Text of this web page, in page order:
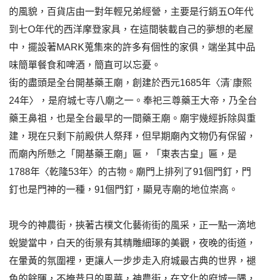
的風貌，百貨店由一對年輕兄弟經營，主要是行銷五O年代
到七O年代的西洋摩登家具，在這間裝載自己的夢想的老屋
中，擺設著MARK蒐集來的許多有個性的家俱，端坐其中品
味簡單餐食和啤酒，簡直可以忘憂。
街的盡頭是全台開基藥王廟，創建於西元1685年〈清˙康熙
24年〉，是府城七寺八廟之一。奉祀三尊藥王大帝，乃全台
藥王鼻祖，也是全台最早的一間藥王廟。廟宇幾經拆除與重
建，現在只剩下前殿供人祭拜，但早期廟內文物仍有保留，
而廟內所懸之「開基藥王廟」匾，「東表古皇」匾，是
1788年〈乾隆53年〉的古物。廟門上排列了91個門釘，門
釘也是門神的一種，91個門釘，顯見寺廟的地位崇高。
現今的神農街，挾著古樸文化藝術街的風采，正一點一滴地
蛻變當中，白天的街景有其精雕細琢的美觀，夜晚的街道，
在暈黃的氛圍裡，更讓人一步步走入府城最古典的世界，褪